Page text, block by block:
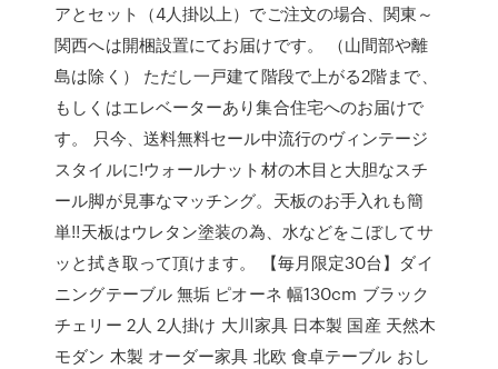
アとセット（4人掛以上）でご注文の場合、関東～
関西へは開梱設置にてお届けです。 （山間部や離
島は除く） ただし一戸建て階段で上がる2階まで、
もしくはエレベーターあり集合住宅へのお届けで
す。 只今、送料無料セール中流行のヴィンテージ
スタイルに!ウォールナット材の木目と大胆なスチ
ール脚が見事なマッチング。天板のお手入れも簡
単!!天板はウレタン塗装の為、水などをこぼしてサ
ッと拭き取って頂けます。 【毎月限定30台】ダイ
ニングテーブル 無垢 ピオーネ 幅130cm ブラック
チェリー 2人 2人掛け 大川家具 日本製 国産 天然木
モダン 木製 オーダー家具 北欧 食卓テーブル おし